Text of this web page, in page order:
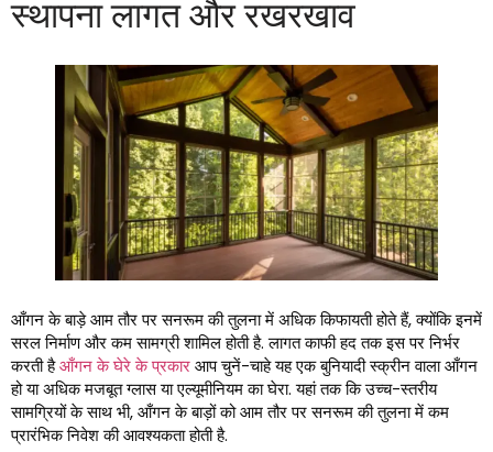
स्थापना लागत और रखरखाव
आँगन के बाड़े आम तौर पर सनरूम की तुलना में अधिक किफायती होते हैं, क्योंकि इनमें
सरल निर्माण और कम सामग्री शामिल होती है. लागत काफी हद तक इस पर निर्भर
करती हैआँगन के घेरे के प्रकारआप चुनें-चाहे यह एक बुनियादी स्क्रीन वाला आँगन
हो या अधिक मजबूत ग्लास या एल्यूमीनियम का घेरा. यहां तक ​​कि उच्च-स्तरीय
सामग्रियों के साथ भी, आँगन के बाड़ों को आम तौर पर सनरूम की तुलना में कम
प्रारंभिक निवेश की आवश्यकता होती है.